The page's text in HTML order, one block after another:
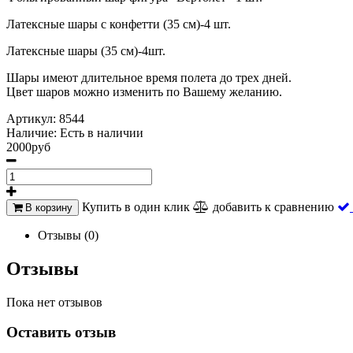
Латексные шары с конфетти (35 см)-4 шт.
Латексные шары (35 см)-4шт.
Шары имеют длительное время полета до трех дней.
Цвет шаров можно изменить по Вашему желанию.
Артикул: 8544
Наличие: Есть в наличии
2000руб
В корзину Купить в один клик добавить к сравнению
Отзывы (0)
Отзывы
Пока нет отзывов
Оставить отзыв